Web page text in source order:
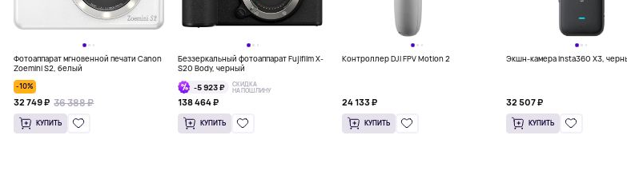
Фотоаппарат мгновенной печати Canon
Zoemini S2, белый
-10%
32 749 ₽ 36 388 ₽
КУПИТЬ
Беззеркальный фотоаппарат Fujifilm X-
S20 Body, черный
-5 923 ₽
СКИДКА
НА ПОШЛИНУ
138 464 ₽
КУПИТЬ
Контроллер DJI FPV Motion 2
24 133 ₽
КУПИТЬ
Экшн-камера Insta360 X3,
32 507 ₽
КУПИТЬ